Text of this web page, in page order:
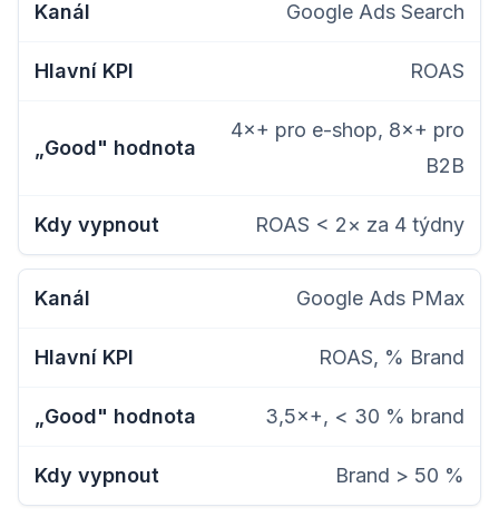
Google Ads Search
ROAS
4×+ pro e-shop, 8×+ pro
B2B
ROAS < 2× za 4 týdny
Google Ads PMax
ROAS, % Brand
3,5×+, < 30 % brand
Brand > 50 %